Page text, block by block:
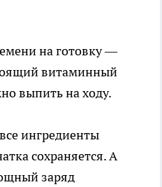
на готовку —
витаминный
выпить на ходу.
все ингредиенты
сохраняется. А
заряд